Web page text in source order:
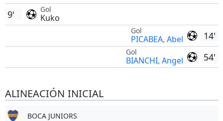
Gol
Kuko
9'
14'
Gol
PICABEA, Abel
54'
Gol
BIANCHI, Angel
ALINEACIÓN INICIAL
BOCA JUNIORS